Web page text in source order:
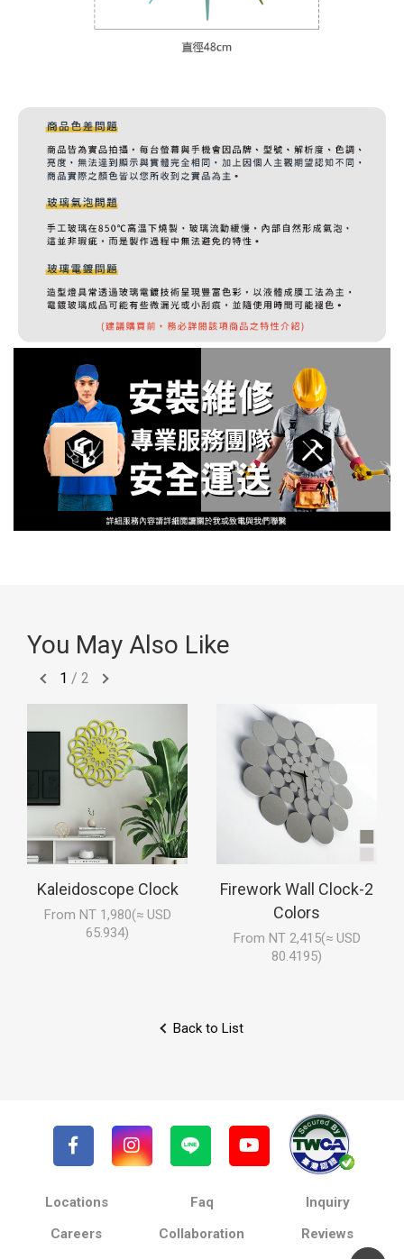
You May Also Like
1 / 2
Kaleidoscope Clock
From NT 1,980(≈ USD
65.934)
Firework Wall Clock-2
Colors
From NT 2,415(≈ USD
80.4195)
Back to List
Locations Faq
Inquiry
Careers
Collaboration Reviews